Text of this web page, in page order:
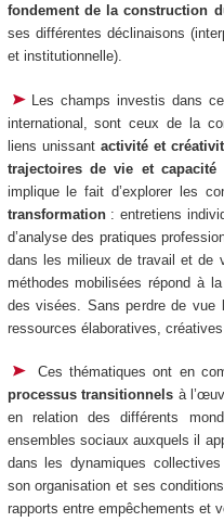
fondement de la construction
ses différentes déclinaisons
et institutionnelle).
Les champs investis dans
international, sont ceux de la
liens unissant activité et
trajectoires de vie et capacité
implique le fait d’explorer les
transformation: entretiens
d’analyse des pratiques
dans les milieux de travail et
méthodes mobilisées répond à
des visées. Sans perdre de vue
ressources élaboratives,
Ces thématiques ont en
processus transitionnels à
en relation des différents
ensembles sociaux auxquels il
dans les dynamiques
son organisation et ses
rapports entre empêchements et